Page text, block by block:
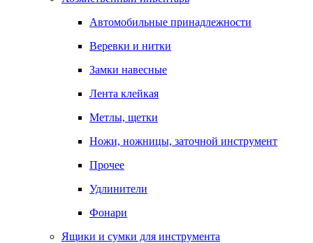
Автомобильные принадлежности
Веревки и нитки
Замки навесные
Лента клейкая
Метлы, щетки
Ножи, ножницы, заточной инструмент
Прочее
Удлинители
Фонари
Ящики и сумки для инструмента